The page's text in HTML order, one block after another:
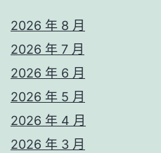
2026 年 8 月
2026 年 7 月
2026 年 6 月
2026 年 5 月
2026 年 4 月
2026 年 3 月